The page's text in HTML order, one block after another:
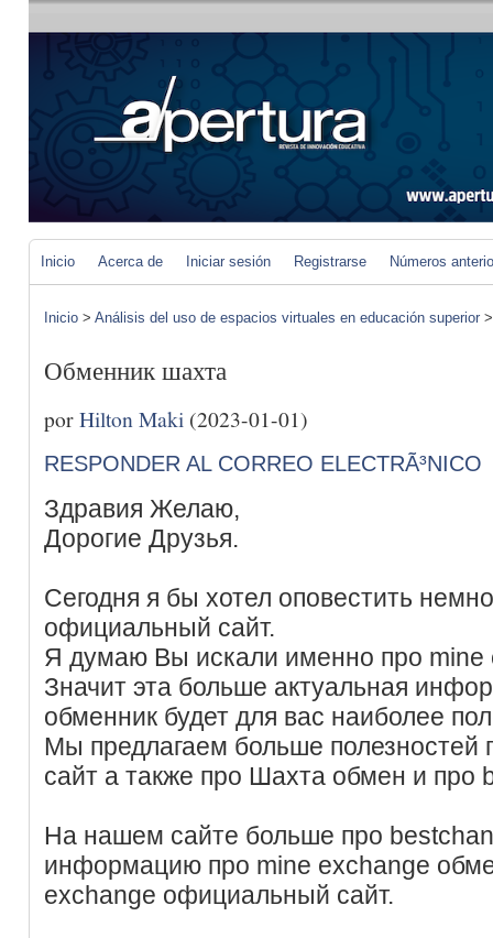
Inicio Acerca de Iniciar sesión Registrarse Números
Inicio > Análisis del uso de espacios virtuales en educación superior
Обменник шахта
porHilton Maki (2023-01-01)
RESPONDER AL CORREO ELECTRÃ³NICO
Здравия Желаю,
Дорогие Друзья.
Сегодня я бы хотел оповестить
официальный сайт.
Я думаю Вы искали именно про mine
Значит эта больше актуальная
обменник будет для вас наиболее
Мы предлагаем больше
сайт а также про Шахта обмен и про
На нашем сайте больше про
информацию про mine exchange
exchange официальный сайт.